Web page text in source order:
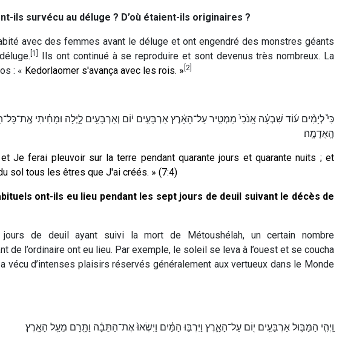
ils survécu au déluge ? D’où étaient-ils originaires ?
avec des femmes avant le déluge et ont engendré des monstres géants
[1]
Ils ont continué à se reproduire et sont devenus très nombreux. La
: « Kedorlaomer s'avança avec les rois. » [2]
כִּי֩ לְיָמִ֨ים ע֜וֹד שִׁבְעָ֗ה אָֽנֹכִי֙ מַמְטִ֣יר עַל־הָאָ֔רֶץ אַרְבָּעִ֣ים י֔וֹם וְאַרְבָּעִ֖ים לָ֑יְלָה וּמָחִ֗יתִי
הָֽאֲדָמָֽה׃
Je ferai pleuvoir sur la terre pendant quarante jours et quarante nuits ; et
sol tous les êtres que J'ai créés. » (7:4)
ont-ils eu lieu pendant les sept jours de deuil suivant le décès de
de deuil ayant suivi la mort de Métoushélah, un certain nombre
de l’ordinaire ont eu lieu. Par exemple, le soleil se leva à l’ouest et se coucha
vécu d’intenses plaisirs réservés généralement aux vertueux dans le Monde
וַֽיְהִ֧י הַמַּבּ֛וּל אַרְבָּעִ֥ים י֖וֹם עַל־הָאָ֑רֶץ וַיִּרְבּ֣וּ הַמַּ֗יִם וַיִּשְׂאוּ֙ אֶת־הַתֵּבָ֔ה וַתָּ֖רָם מֵעַ֥ל הָאָֽרֶץ׃